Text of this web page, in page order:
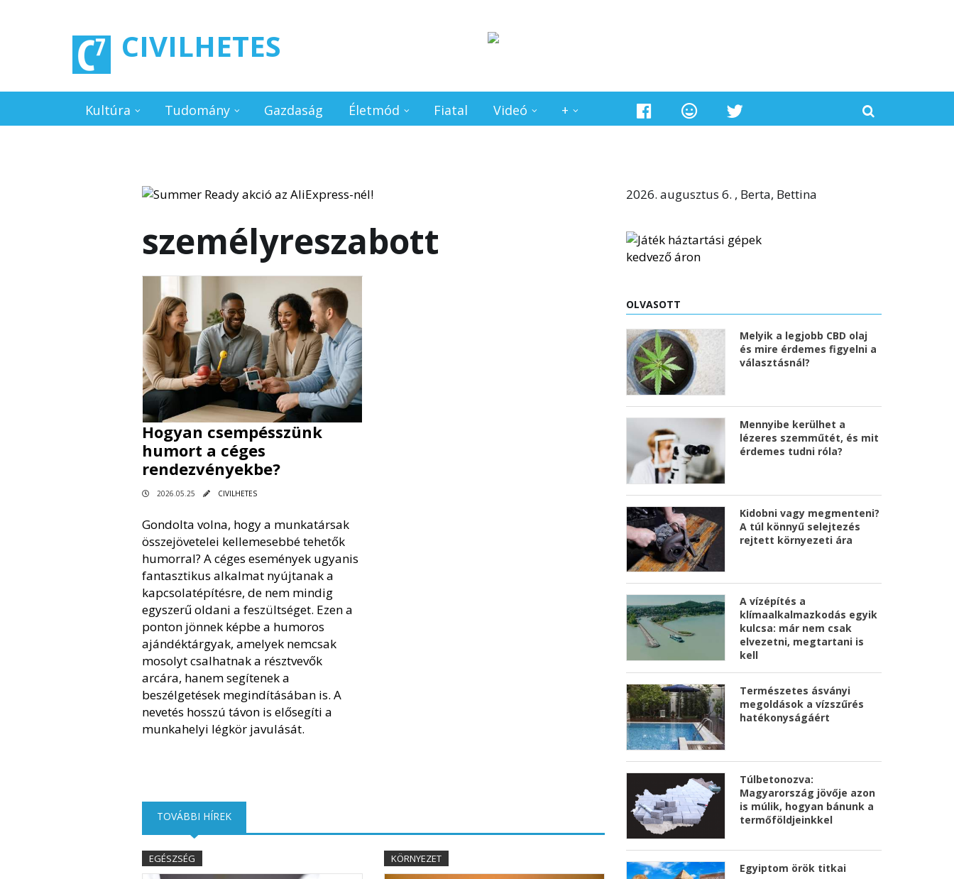
CIVILHETES
Kultúra Tudomány Gazdaság Életmód Fiatal Videó +
személyreszabott
Hogyan csempésszünk
humort a céges
rendezvényekbe?
2026.05.25 CIVILHETES
Gondolta volna, hogy a munkatársak
összejövetelei kellemesebbé tehetők
humorral? A céges események ugyanis
fantasztikus alkalmat nyújtanak a
kapcsolatépítésre, de nem mindig
egyszerű oldani a feszültséget. Ezen a
ponton jönnek képbe a humoros
ajándéktárgyak, amelyek nemcsak
mosolyt csalhatnak a résztvevők
arcára, hanem segítenek a
beszélgetések megindításában is. A
nevetés hosszú távon is elősegíti a
munkahelyi légkör javulását.
TOVÁBBI HÍREK(AKTÍV FÜL)
EGÉSZSÉG KÖRNYEZET
2026. augusztus 6. , Berta, Bettina
OLVASOTT
Melyik a legjobb CBD olaj
és mire érdemes figyelni a
választásnál?
Mennyibe kerülhet a
lézeres szemműtét, és mit
érdemes tudni róla?
Kidobni vagy megmenteni?
A túl könnyű selejtezés
rejtett környezeti ára
A vízépítés a
klímaalkalmazkodás egyik
kulcsa: már nem csak
elvezetni, megtartani is
kell
Természetes ásványi
megoldások a vízszűrés
hatékonyságáért
Túlbetonozva:
Magyarország jövője azon
is múlik, hogyan bánunk a
termőföldjeinkkel
Egyiptom örök titkai